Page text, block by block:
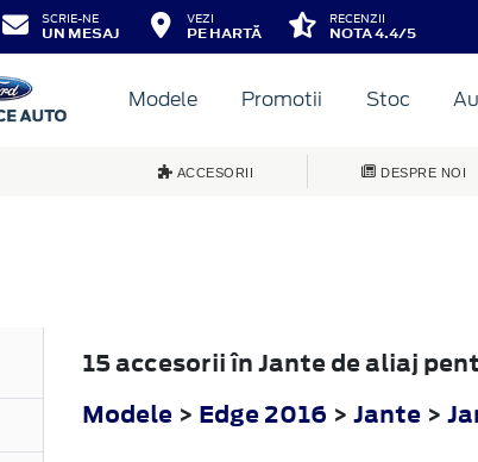
SCRIE-NE
UN MESAJ
VEZI
PE HARTĂ
RECENZII
NOTA 4.4/5
Modele Promotii Stoc
ACCESORII DESPRE NOI
15 accesorii în Jante de aliaj
Modele > Edge 2016 > Jante >